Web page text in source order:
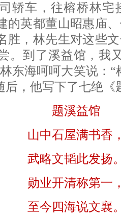
轿车，往榕桥林宅
的英都董山昭惠庙
胜，林先生对这些
。到了溪益馆，我
东海呵呵大笑说：
后，他写下了七绝《
题溪益馆
山中石屋满书香
武略文韬此发扬
勋业开清称第一
至今四海说文襄